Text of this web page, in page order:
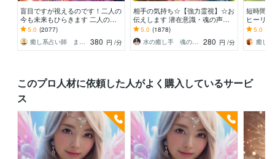
盲目ですが視えるのです！二人の
今も未来もひらきます 二人の行
き着く先を視たうえで一番幸せな
ご縁の結び方へ導きます
5.0 (2077)
癒し系占い師 まるタロー
380 円 /分
相手の気持ち☆【強力霊視】☆お
伝えします 潜在意識・魂の声を
読み解きお相手の本音を明かしま
す
5.0 (1878)
水の癒し手 魂の救済 Aqua Ray
280 円 /分
短時間
ヒーリ
ロット☆
グの嬉
5.0
このプロ人材に依頼した人がよく購入しているサービ
ス